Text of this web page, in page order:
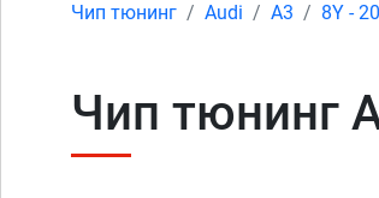
Чип тюнинг Audi A3 8Y -
Чип тюнинг